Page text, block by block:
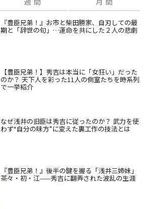
『豊臣兄弟！』お市と柴田勝家、自刃しての最
期と「辞世の句」…運命を共にした２人の悲劇
【豊臣兄弟！】秀吉は本当に「女狂い」だった
のか？ 天下人を彩った11人の側室たちを時系列
で一挙紹介
なぜ浅井の旧臣は秀吉に従ったのか？ 武力を使
わず“自分の味方”に変えた裏工作の技法とは
『豊臣兄弟！』後半の鍵を握る「浅井三姉妹」
茶々・初・江——秀吉に翻弄された波乱の生涯